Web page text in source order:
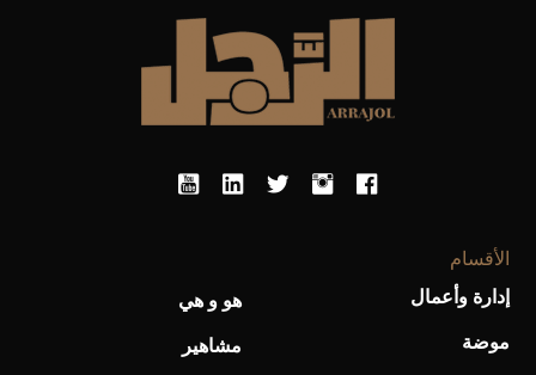
أحذية Mary Jane: ترف وأناقة للرجال
الأقسام
إدارة وأعمال
موضة
هو و هي
مشاهير